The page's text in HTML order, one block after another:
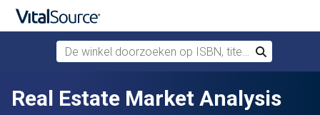
Verdergaan naar belangrijkste inhoud
De winkel doorzoeken op ISBN, titel of auteur
Zoek
Real Estate Market Analysis